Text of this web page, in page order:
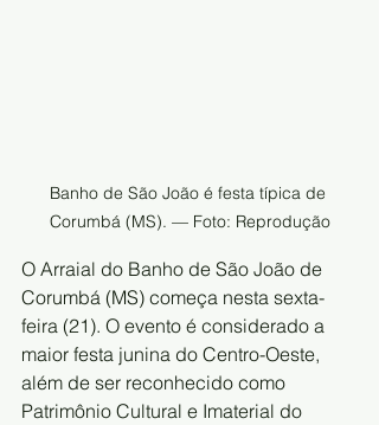
Banho de São João é festa típica de
Corumbá (MS). — Foto: Reprodução
O Arraial do Banho de São João de
Corumbá (MS) começa nesta sexta-
feira (21). O evento é considerado a
maior festa junina do Centro-Oeste,
além de ser reconhecido como
Patrimônio Cultural e Imaterial do